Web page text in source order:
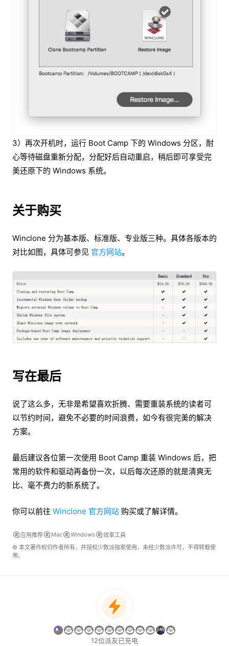
3）再次开机时，运行 Boot Camp 下的 Windows 分区，耐
心等待磁盘重新分配，分配好后自动重启，稍后即可享受完
美还原下的 Windows 系统。
关于购买
Winclone 分为基本版、标准版、专业版三种。具体各版本的
对比如图，具体可参见 官方网站。
写在最后
说了这么多，无非是希望喜欢折腾、需要重装系统的读者可
以节约时间，避免不必要的时间浪费，如今有很完美的解决
方案。
最后建议各位第一次使用 Boot Camp 重装 Windows 后，把
常用的软件和驱动再备份一次，以后每次还原的就是清爽无
比、毫不费力的新系统了。
你可以前往 Winclone 官方网站 购买或了解详情。
应用推荐 Mac Windows
效率工具
© 本文著作权归作者所有，并授权少数派独家使用，未经少数派许可，不得转载使
用。
12位派友已充电